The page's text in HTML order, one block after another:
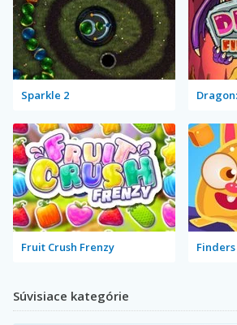
Sparkle 2
Fruit Crush Frenzy
Súvisiace kategórie